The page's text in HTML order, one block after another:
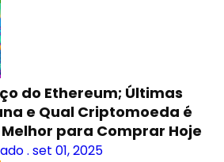
do Ethereum; Últimas
e Qual Criptomoeda é
para Comprar Hoje
. set 01, 2025